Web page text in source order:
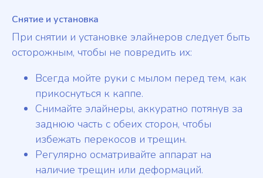
Снятие и установка
При снятии и установке элайнеров следует быть
осторожным, чтобы не повредить их:
Всегда мойте руки с мылом перед тем, как
прикоснуться к каппе.
Снимайте элайнеры, аккуратно потянув за
заднюю часть с обеих сторон, чтобы
избежать перекосов и трещин.
Регулярно осматривайте аппарат на
наличие трещин или деформаций.